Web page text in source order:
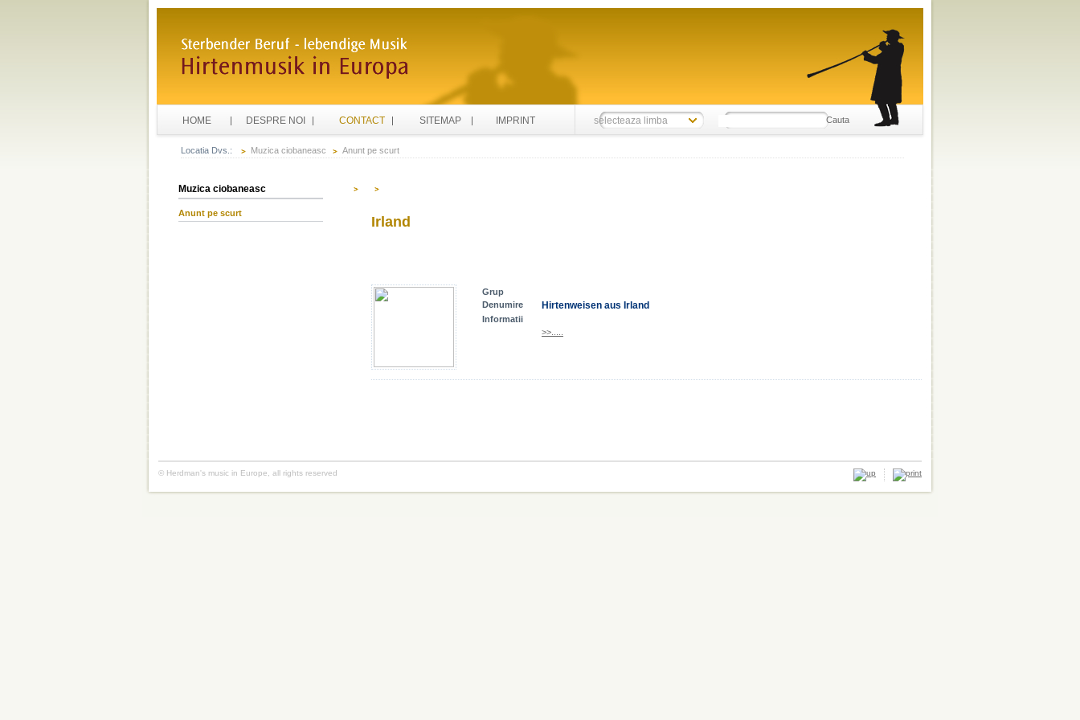
HOME DESPRE NOI CONTACT SITEMAP IMPRINT selecteaza limba Cauta
Locatia Dvs.: Muzica ciobaneasc Anunt pe scurt
Muzica ciobaneasc
Anunt pe scurt
Irland
Grup
Denumire
Hirtenweisen aus Irland
Informatii
>>.....
© Herdman's music in Europe, all rights reserved